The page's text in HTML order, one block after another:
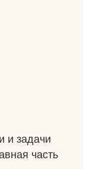
и задачи
часть